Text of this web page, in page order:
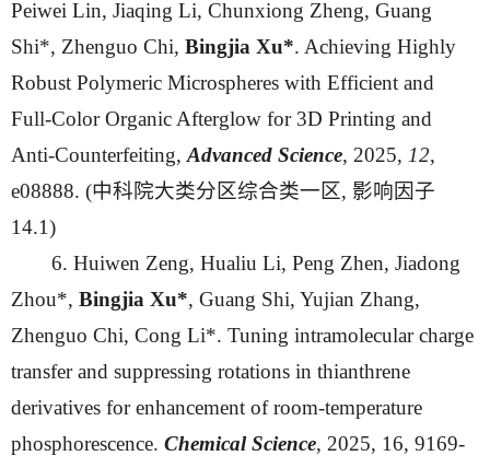
Peiwei Lin, Jiaqing Li, Chunxiong Zheng, Guang
Shi*, Zhenguo Chi, Bingjia Xu*. Achieving Highly
Robust Polymeric Microspheres with Efficient and
Full-Color Organic Afterglow for 3D Printing and
Anti-Counterfeiting, Advanced Science, 2025, 12,
e08888. (中科院大类分区综合类一区, 影响因子
14.1)
6. Huiwen Zeng, Hualiu Li, Peng Zhen, Jiadong
Zhou*, Bingjia Xu*, Guang Shi, Yujian Zhang,
Zhenguo Chi, Cong Li*. Tuning intramolecular charge
transfer and suppressing rotations in thianthrene
derivatives for enhancement of room-temperature
phosphorescence. Chemical Science, 2025, 16, 9169-